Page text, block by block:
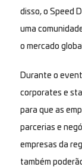
disso, o Speed
uma
o mercado
Durante o
corporates e
para que as
parcerias e
empresas da
também